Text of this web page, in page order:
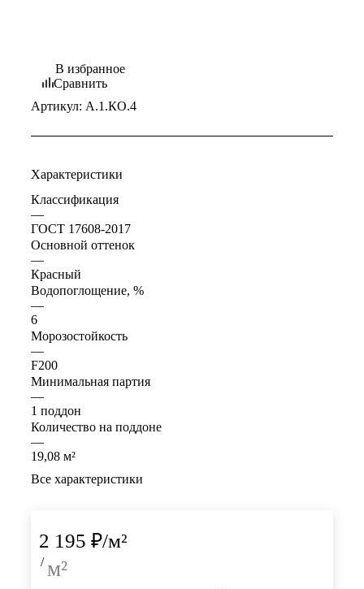
В избранное
Сравнить
Артикул: А.1.КО.4
Характеристики
Классификация
—
ГОСТ 17608-2017
Основной оттенок
—
Красный
Водопоглощение, %
—
6
Морозостойкость
—
F200
Минимальная партия
—
1 поддон
Количество на поддоне
—
19,08 м²
Все характеристики
2 195 ₽/м²
/ м²